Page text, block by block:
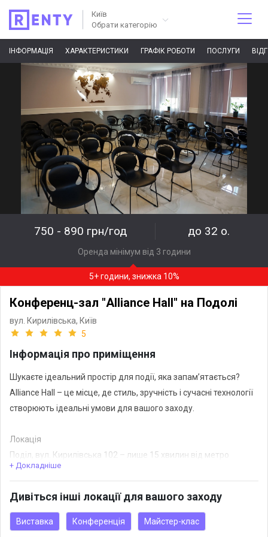
Київ
Обрати категорію
ІНФОРМАЦІЯ ХАРАКТЕРИСТИКИ ГРАФІК РОБОТИ ПОСЛУГИ
750 - 890 грн/год до 32 о.
Оренда мінімум від 3 години
5+ години, знижка 10%
Конференц-зал "Alliance Hall" на Подолі
вул. Кирилівська, Київ
5
Інформація про приміщення
Шукаєте ідеальний простір для події, яка запам’ятається?
Alliance Hall – це місце, де стиль, зручність і сучасні технології
створюють ідеальні умови для вашого заходу.
Локація
Поділ, вул. Кирилівська 102 – лише 15 хвилин від метро
Тараса Шевченка. Зручно для гостей з будь-якої частини
Що ви отримаєте:
окремий вхід та просторий гардероб – для комфортного
+ Докладніше
Дивіться інші локації для вашого заходу
Виставка Конференція Майстер-клас